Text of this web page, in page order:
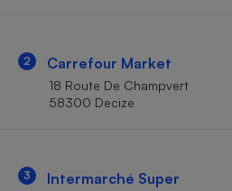
2 Carrefour Market
18 Route De Champvert
58300 Decize
3 Intermarché Super